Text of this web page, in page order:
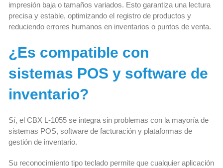
impresión baja o tamaños variados. Esto garantiza una lectura
precisa y estable, optimizando el registro de productos y
reduciendo errores humanos en inventarios o puntos de venta.
¿Es compatible con
sistemas POS y software de
inventario?
Sí, el CBX L-1055 se integra sin problemas con la mayoría de
sistemas POS, software de facturación y plataformas de
gestión de inventario.
Su reconocimiento tipo teclado permite que cualquier aplicación